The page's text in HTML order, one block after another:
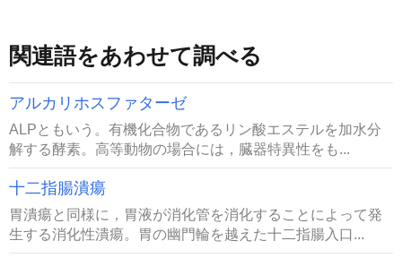
関連語をあわせて調べる
アルカリホスファターゼ
ALPともいう。有機化合物であるリン酸エステルを加水分
解する酵素。高等動物の場合には，臓器特異性をも...
十二指腸潰瘍
胃潰瘍と同様に，胃液が消化管を消化することによって発
生する消化性潰瘍。胃の幽門輪を越えた十二指腸入口...